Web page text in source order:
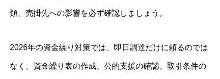
類、売掛先への影響を必ず確認しましょう。
2026年の資金繰り対策では、即日調達だけに頼るのでは
なく、資金繰り表の作成、公的支援の確認、取引条件の